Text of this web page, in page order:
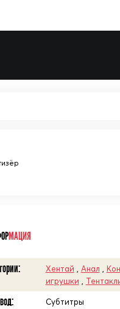
МАЦИЯ
Хентай Анал
игрушки
Субтитры